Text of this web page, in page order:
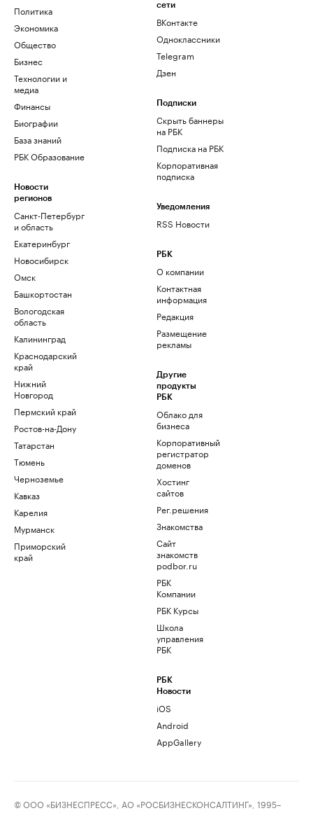
Политика
Экономика
Общество
Бизнес
Технологии и
медиа
Финансы
Биографии
База знаний
РБК Образование
Новости
регионов
Санкт-Петербург
и область
Екатеринбург
Новосибирск
Омск
Башкортостан
Вологодская
область
Калининград
Краснодарский
край
Нижний
Новгород
Пермский край
Ростов-на-Дону
Татарстан
Тюмень
Черноземье
Кавказ
Карелия
Мурманск
Приморский
край
сети
ВКонтакте
Одноклассники
Telegram
Дзен
Подписки
Скрыть баннеры
на РБК
Подписка на РБК
Корпоративная
подписка
Уведомления
RSS Новости
РБК
О компании
Контактная
информация
Редакция
Размещение
рекламы
Другие
продукты
РБК
Облако для
бизнеса
Корпоративный
регистратор
доменов
Хостинг
сайтов
Рег.решения
Знакомства
Сайт
знакомств
podbor.ru
РБК
Компании
РБК Курсы
Школа
управления
РБК
РБК
Новости
iOS
Android
AppGallery
© ООО «БИЗНЕСПРЕСС», АО «РОСБИЗНЕСКОНСАЛТИНГ», 1995–